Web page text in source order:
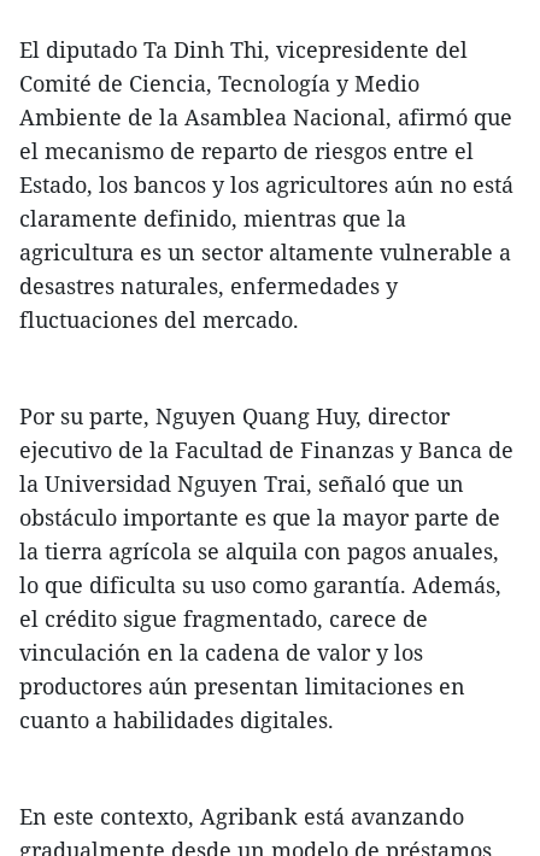
El diputado Ta Dinh Thi, vicepresidente del
Comité de Ciencia, Tecnología y Medio
Ambiente de la Asamblea Nacional, afirmó que
el mecanismo de reparto de riesgos entre el
Estado, los bancos y los agricultores aún no está
claramente definido, mientras que la
agricultura es un sector altamente vulnerable a
desastres naturales, enfermedades y
fluctuaciones del mercado.
Por su parte, Nguyen Quang Huy, director
ejecutivo de la Facultad de Finanzas y Banca de
la Universidad Nguyen Trai, señaló que un
obstáculo importante es que la mayor parte de
la tierra agrícola se alquila con pagos anuales,
lo que dificulta su uso como garantía. Además,
el crédito sigue fragmentado, carece de
vinculación en la cadena de valor y los
productores aún presentan limitaciones en
cuanto a habilidades digitales.
En este contexto, Agribank está avanzando
gradualmente desde un modelo de préstamos